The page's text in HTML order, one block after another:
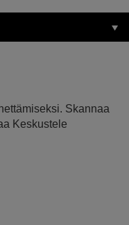
Skannaa
Keskustele